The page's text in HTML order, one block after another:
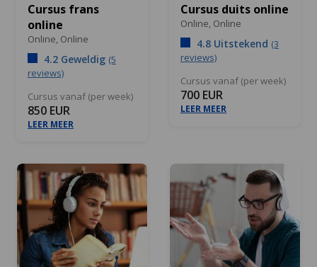
Cursus frans
online
Online, Online
4.2 Geweldig (5
reviews)
Cursus vanaf (per week)
850 EUR
LEER MEER
Cursus duits online
Online, Online
4.8 Uitstekend (3
reviews)
Cursus vanaf (per week)
700 EUR
LEER MEER